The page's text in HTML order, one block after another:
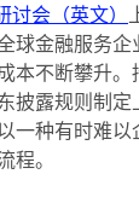
讨会（英文）
球金融服务
本不断攀升
披露规则制
一种有时难
程。